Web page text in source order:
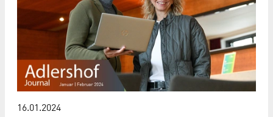
16.01.2024